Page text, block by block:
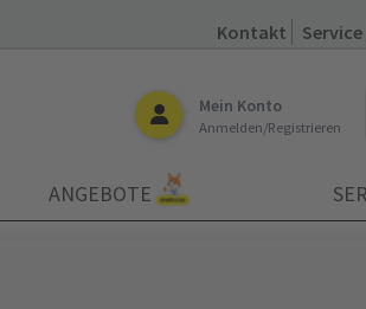
Kontakt Service
Mein Konto
Anmelden/Registrieren
ANGEBOTE